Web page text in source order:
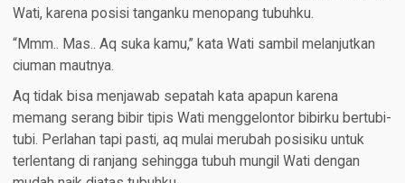
Wati, karena posisi tanganku menopang tubuhku.
“Mmm.. Mas.. Aq suka kamu,” kata Wati sambil melanjutkan
ciuman mautnya.
Aq tidak bisa menjawab sepatah kata apapun karena
memang serang bibir tipis Wati menggelontor bibirku bertubi-
tubi. Perlahan tapi pasti, aq mulai merubah posisiku untuk
terlentang di ranjang sehingga tubuh mungil Wati dengan